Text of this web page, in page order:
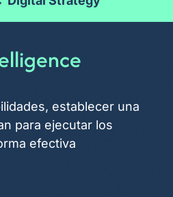
establecer una
para ejecutar los
efectiva